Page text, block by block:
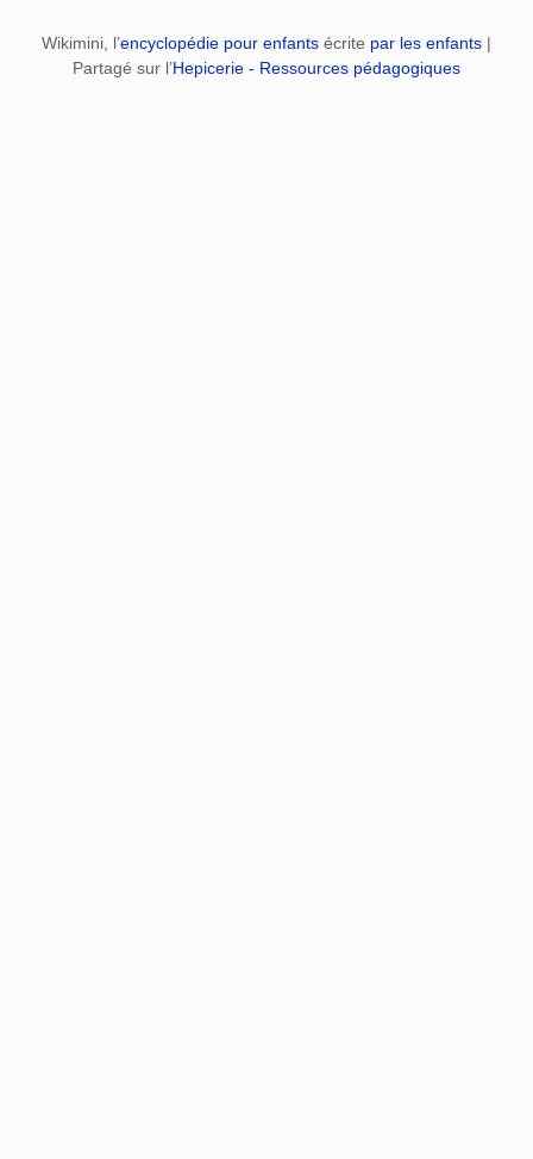
Wikimini, l’encyclopédie pour enfants écrite par les enfants |
Partagé sur l’Hepicerie - Ressources pédagogiques